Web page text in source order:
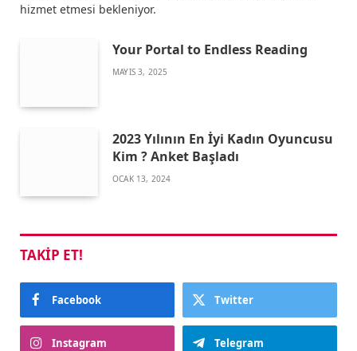
hizmet etmesi bekleniyor.
Your Portal to Endless Reading
MAYIS 3, 2025
2023 Yılının En İyi Kadın Oyuncusu
Kim ? Anket Başladı
OCAK 13, 2024
TAKIP ET!
Facebook Twitter
Instagram Telegram